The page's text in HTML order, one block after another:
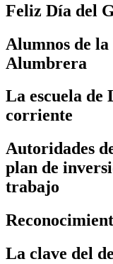
Feliz Día del
Alumnos de
Alumbrera
La escuela de
corriente
Autoridades
plan de
trabajo
La clave del